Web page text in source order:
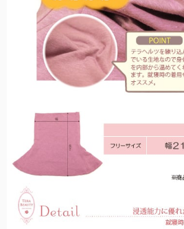
2段折りラー
男性にもお使いいただける、折りたたみ
「仏塔」をモチーフにした小さめで可愛
サンバイザー
髪型を崩さずにお顔周りをしっかり遮光
帽子。
指先までカバーする特殊な縫製で実現し
ネック/アームカ
首回り、腕回りの紫外線を98%以上カッ
オーバーサング
普段お使いの眼鏡の上から、サッとかけ